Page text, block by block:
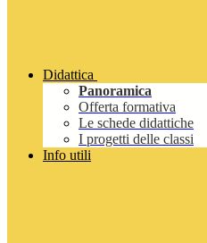
Didattica
Panoramica
Offerta formativa
Le schede didattiche
I progetti delle classi
Info utili